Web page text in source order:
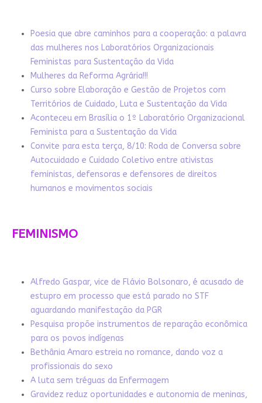
Poesia que abre caminhos para a cooperação: a palavra
das mulheres nos Laboratórios Organizacionais
Feministas para Sustentação da Vida
Mulheres da Reforma Agrária!!!
Curso sobre Elaboração e Gestão de Projetos com
Territórios de Cuidado, Luta e Sustentação da Vida
Aconteceu em Brasília o 1º Laboratório Organizacional
Feminista para a Sustentação da Vida
Convite para esta terça, 8/10: Roda de Conversa sobre
Autocuidado e Cuidado Coletivo entre ativistas
feministas, defensoras e defensores de direitos
humanos e movimentos sociais
FEMINISMO
Alfredo Gaspar, vice de Flávio Bolsonaro, é acusado de
estupro em processo que está parado no STF
aguardando manifestação da PGR
Pesquisa propõe instrumentos de reparação econômica
para os povos indígenas
Bethânia Amaro estreia no romance, dando voz a
profissionais do sexo
A luta sem tréguas da Enfermagem
Gravidez reduz oportunidades e autonomia de meninas,